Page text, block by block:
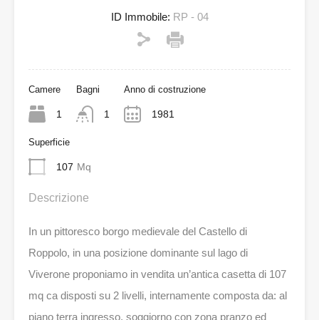
ID Immobile: RP - 04
Camere
1
Bagni
1
Anno di costruzione
1981
Superficie
107 Mq
Descrizione
In un pittoresco borgo medievale del Castello di
Roppolo, in una posizione dominante sul lago di
Viverone proponiamo in vendita un’antica casetta di 107
mq ca disposti su 2 livelli, internamente composta da: al
piano terra ingresso, soggiorno con zona pranzo ed